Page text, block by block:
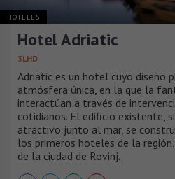
HOTELES
Hotel Adriatic
3LHD
Adriatic es un hotel cuyo diseño
atmósfera única, en la que la
interactúan a través de
cotidianos. El edificio existente,
atractivo junto al mar, se
los primeros hoteles de la
de la ciudad de Rovinj.